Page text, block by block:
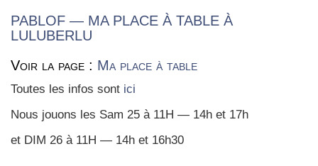
PABLOF — MA PLACE À TABLE À
LULUBERLU
Voir la page : Ma place à table
Toutes les infos sont ici
Nous jouons les Sam 25 à 11H — 14h et 17h
et DIM 26 à 11H — 14h et 16h30